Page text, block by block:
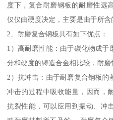
度下，复合耐磨钢板的耐磨性远
仅仅由硬度决定，主要是由于所含
2、耐磨复合钢板具有如下优点：
1）高耐磨性能：由于碳化物成
分和硬度的铸造合金相比较，耐磨
2）抗冲击：由于耐磨复合钢板
冲击的过程中吸收能量，因而，
抗裂性能，可以应用到振动、冲